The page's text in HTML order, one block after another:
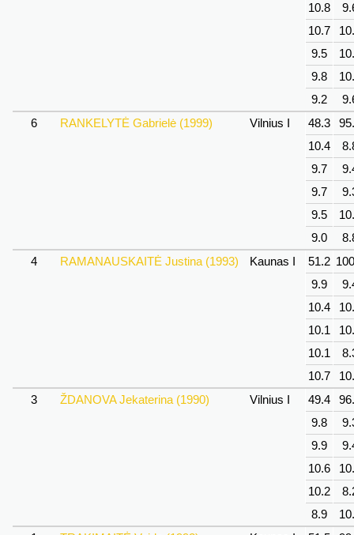
10.8
10.7
9.5
9.8
9.2
6
RANKELYTĖ Gabrielė (1999) Vilnius I 48.3
10.4
9.7
9.7
9.5
9.0
4
RAMANAUSKAITĖ Justina (1993) Kaunas I 51.2
9.9
10.4
10.1
10.1
10.7
3
ŽDANOVA Jekaterina (1990) Vilnius I 49.4
9.8
9.9
10.6
10.2
8.9